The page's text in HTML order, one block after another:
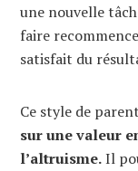
une nouvelle
faire
satisfait du
Ce style de
sur une valeur
l’altruisme.Il